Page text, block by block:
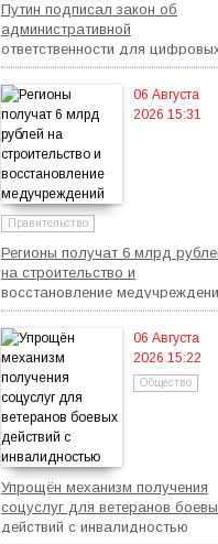
Путин подписал закон об
административной
ответственности для
платформ
06 Августа
2026 15:31
Правительство
Регионы получат 6 млрд
на строительство и
восстановление
06 Августа
2026 15:22
Общество
Упрощён механизм получения
соцуслуг для ветеранов
действий с инвалидностью